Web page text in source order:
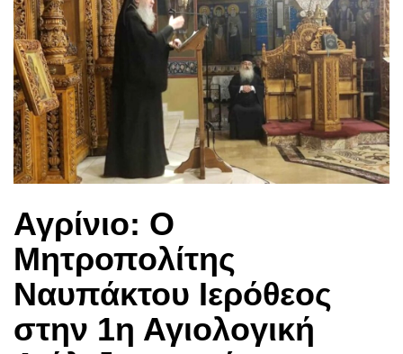
Αγρίνιο: Ο
Μητροπολίτης
Ναυπάκτου Ιερόθεος
στην 1η Αγιολογική